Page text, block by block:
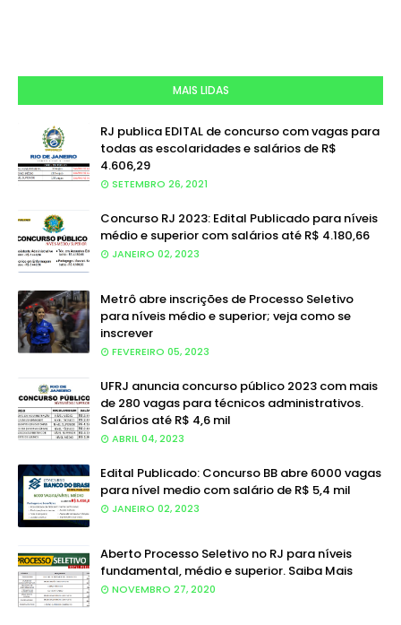
MAIS LIDAS
RJ publica EDITAL de concurso com vagas para
todas as escolaridades e salários de R$
4.606,29
SETEMBRO 26, 2021
Concurso RJ 2023: Edital Publicado para níveis
médio e superior com salários até R$ 4.180,66
JANEIRO 02, 2023
Metrô abre inscrições de Processo Seletivo
para níveis médio e superior; veja como se
inscrever
FEVEREIRO 05, 2023
UFRJ anuncia concurso público 2023 com mais
de 280 vagas para técnicos administrativos.
Salários até R$ 4,6 mil
ABRIL 04, 2023
Edital Publicado: Concurso BB abre 6000 vagas
para nível medio com salário de R$ 5,4 mil
JANEIRO 02, 2023
Aberto Processo Seletivo no RJ para níveis
fundamental, médio e superior. Saiba Mais
NOVEMBRO 27, 2020